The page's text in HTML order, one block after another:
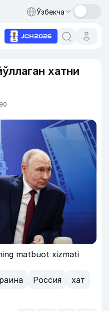
Ўзбекча
хатни
matbuot xizmati
Россия
хат